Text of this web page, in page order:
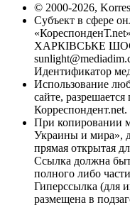
© 2000-2026,
Субъект в сфере
ХАРКІВСЬКЕ
Идентификатор
Использование
сайте,
Корреспондент.net.
При копировании
Украины и мира»,
прямая открытая
Ссылка должна
полного либо
Гиперссылка (для
размещена в